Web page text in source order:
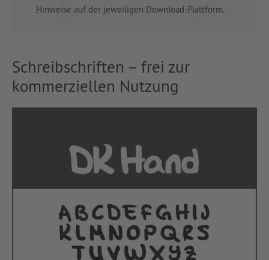
Hinweise auf der jeweiligen Download-Plattform.
Schreibschriften – frei zur
kommerziellen Nutzung